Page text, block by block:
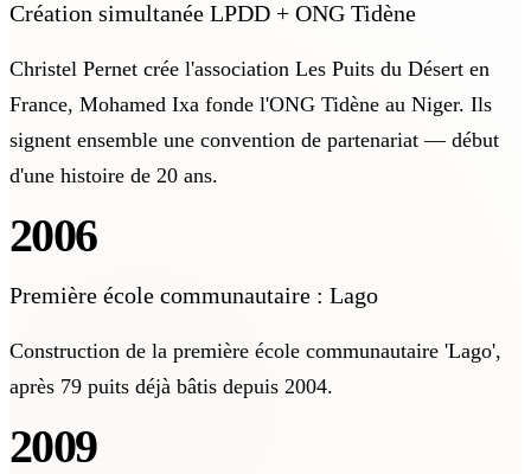
Création simultanée LPDD + ONG Tidène
Christel Pernet crée l'association Les Puits du Désert en
France, Mohamed Ixa fonde l'ONG Tidène au Niger. Ils
signent ensemble une convention de partenariat — début
d'une histoire de 20 ans.
2006
Première école communautaire : Lago
Construction de la première école communautaire 'Lago',
après 79 puits déjà bâtis depuis 2004.
2009